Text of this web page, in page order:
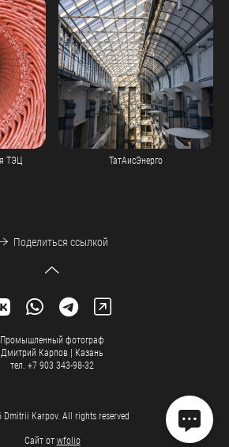
ТЭЦ ТатАисЭнерго
Поделиться ссылкой
Промышленный фотограф
Дмитрий Карпов | Казань
тел. +7 903 343-98-32
Karpov. All rights reserved
Сайт от wfolio